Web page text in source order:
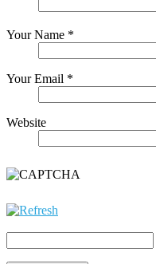
Your Name *
Your Email *
Website